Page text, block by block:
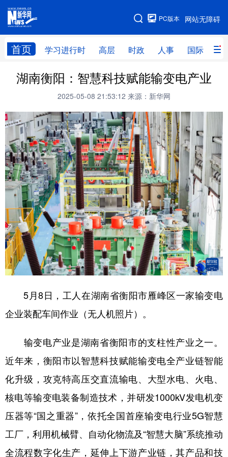
网站无障碍
PC版本
首页 学习进行时 高层 时政 人事 国际 财
网站地图
学习进行时 高层 时政 人事
财经 网评
台湾 思客智库 全球连线 教育
科技 科创 量子 体育
文化 书画 健康 军事
访谈 视频 图片 政务
法律 中央文件 金融 汽车
食品 人居 信息化 数字经济
学术中国 乡村振兴 银龄 溯源中国
城市 旅游 能源 会展
彩票 娱乐 时尚 悦读
公益 一带一路 亚太网
地方频道
北京 天津 河北 山西
辽宁 吉林 上海 江苏
浙江 安徽 福建 江西
湖南衡阳：智慧科技赋能输变电产业
2025-05-08 21:53:12 来源：新华网
5月8日，工人在湖南省衡阳市雁峰区一家输变电
企业装配车间作业（无人机照片）。
输变电产业是湖南省衡阳市的支柱性产业之一。
近年来，衡阳市以智慧科技赋能输变电全产业链智能
化升级，攻克特高压交直流输电、大型水电、火电、
核电等输变电装备制造技术，并研发1000kV发电机变
压器等“国之重器”，依托全国首座输变电行业5G智慧
工厂，利用机械臂、自动化物流及“智慧大脑”系统推动
全流程数字化生产，延伸上下游产业链，其产品和技